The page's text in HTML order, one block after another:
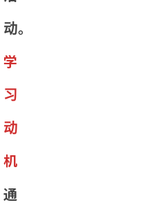
动。
学
习
动
机
通